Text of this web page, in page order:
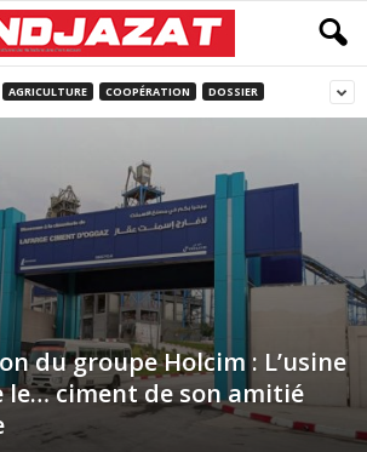
AGRICULTURE COOPÉRATION DOSSIER
du groupe Holcim : L’usine
le… ciment de son amitié